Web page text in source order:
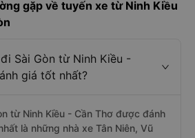
gặp về tuyến xe từ Ninh Kiều
Sài Gòn từ Ninh Kiều -
giá tốt nhất?
từ Ninh Kiều - Cần Thơ được đánh
là những nhà xe Tân Niên, Vũ